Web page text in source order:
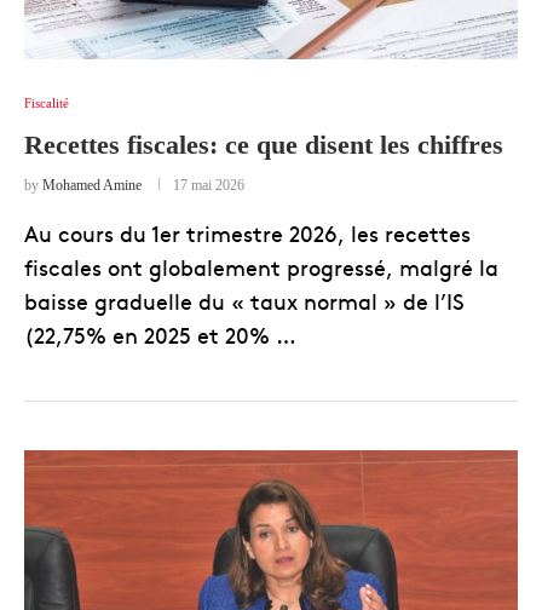
Fiscalité
Recettes fiscales: ce que disent les chiffres
by Mohamed Amine 17 mai 2026
Au cours du 1er trimestre 2026, les recettes
fiscales ont globalement progressé, malgré la
baisse graduelle du « taux normal » de l’IS
(22,75% en 2025 et 20% …